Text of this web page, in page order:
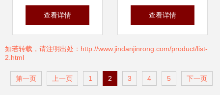
共享汽车管理系统
查看详情
Vue.js的办公用品
查看详情
如若转载，请注明出处：http://www.jindanjinrong.com/product/list-
2.html
第一页 上一页 1 2 3 4 5 下一页